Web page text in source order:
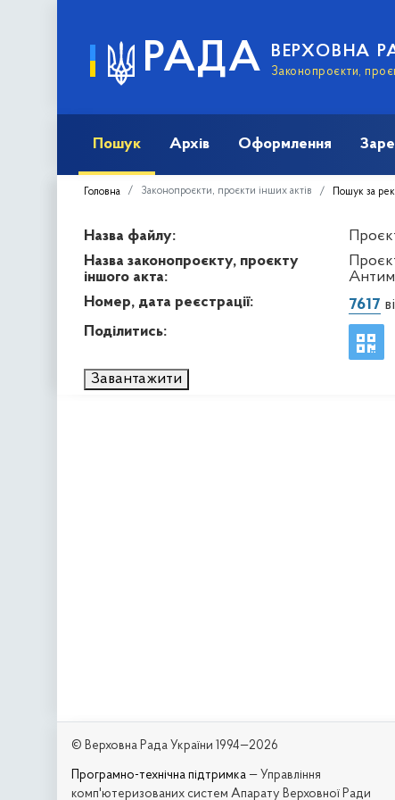
РАДА ВЕРХОВНА
Законопроєкти,
Пошук Архів Оформлення
Головна Законопроєкти, проєкти інших актів Пошук за
Назва файлу:
Назва законопроєкту, проєкту
іншого акта:
Номер, дата реєстрації:
7617
Поділитись:
Завантажити
© Верховна Рада України 1994—2026
Програмно-технічна підтримка — Управління
комп'ютеризованих систем Апарату Верховної Ради